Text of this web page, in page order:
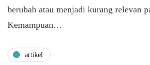
berubah atau menjadi kurang relevan
Kemampuan…
artikel